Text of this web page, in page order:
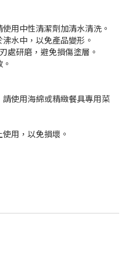
用中性清潔劑加清水清洗。
水中，以免產品變形。
處研磨，避免損傷塗層。
使用海綿或精緻餐具專用菜
用，以免損壞。